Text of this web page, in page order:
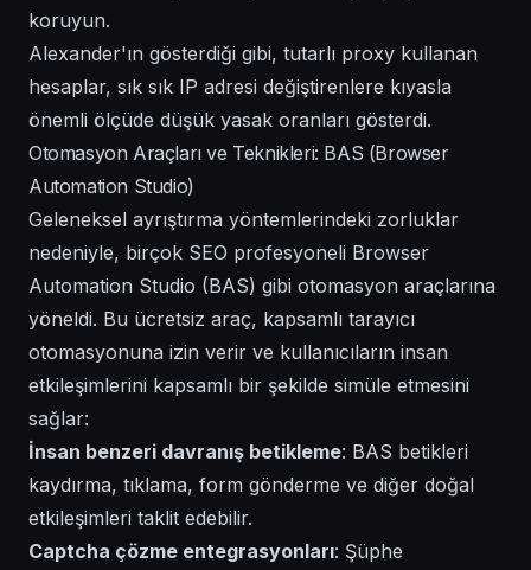
koruyun.
Alexander'ın gösterdiği gibi, tutarlı proxy kullanan
hesaplar, sık sık IP adresi değiştirenlere kıyasla
önemli ölçüde düşük yasak oranları gösterdi.
Otomasyon Araçları ve Teknikleri: BAS (Browser
Automation Studio)
Geleneksel ayrıştırma yöntemlerindeki zorluklar
nedeniyle, birçok SEO profesyoneli Browser
Automation Studio (BAS) gibi otomasyon araçlarına
yöneldi. Bu ücretsiz araç, kapsamlı tarayıcı
otomasyonuna izin verir ve kullanıcıların insan
etkileşimlerini kapsamlı bir şekilde simüle etmesini
sağlar:
İnsan benzeri davranış betikleme: BAS betikleri
kaydırma, tıklama, form gönderme ve diğer doğal
etkileşimleri taklit edebilir.
Captcha çözme entegrasyonları: Şüphe